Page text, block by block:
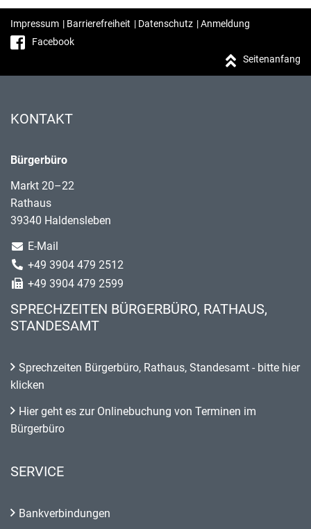
Impressum | Barrierefreiheit | Datenschutz |Anmeldung
Facebook
Seitenanfang
KONTAKT
Bürgerbüro
Markt 20–22
Rathaus
39340 Haldensleben
E-Mail
+49 3904 479 2512
+49 3904 479 2599
SPRECHZEITEN BÜRGERBÜRO, RATHAUS,
STANDESAMT
Sprechzeiten Bürgerbüro, Rathaus, Standesamt - bitte hier
klicken
Hier geht es zur Onlinebuchung von Terminen im
Bürgerbüro
SERVICE
Bankverbindungen